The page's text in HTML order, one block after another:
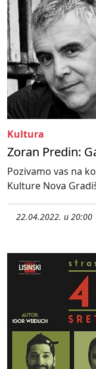
Kultura
Zoran Predin:
Pozivamo vas na
Kulture Nova
22.04.2022. u 20:00